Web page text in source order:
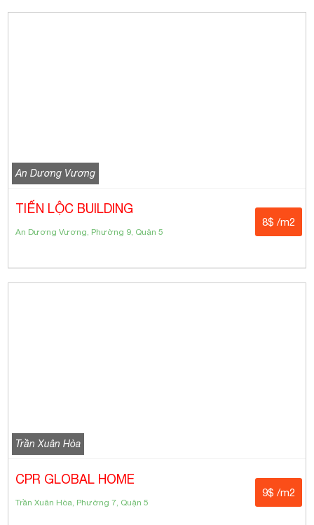
An Dương Vương
TIẾN LỘC BUILDING
An Dương Vương, Phường 9, Quận 5
8$ /m2
Trần Xuân Hòa
CPR GLOBAL HOME
Trần Xuân Hòa, Phường 7, Quận 5
9$ /m2